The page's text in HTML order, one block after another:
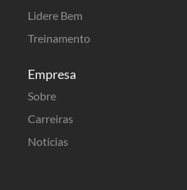
Lidere Bem
Treinamento
Empresa
Sobre
Carreiras
Notícias